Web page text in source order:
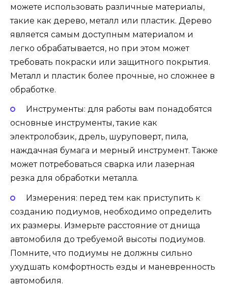
можете использовать различные материалы,
такие как дерево, металл или пластик. Дерево
является самым доступным материалом и
легко обрабатывается, но при этом может
требовать покраски или защитного покрытия.
Металл и пластик более прочные, но сложнее в
обработке.
Инструменты: для работы вам понадобятся
основные инструменты, такие как
электролобзик, дрель, шуруповерт, пила,
наждачная бумага и мерный инструмент. Также
может потребоваться сварка или лазерная
резка для обработки металла.
Измерения: перед тем как приступить к
созданию подиумов, необходимо определить
их размеры. Измерьте расстояние от днища
автомобиля до требуемой высоты подиумов.
Помните, что подиумы не должны сильно
ухудшать комфортность езды и маневренность
автомобиля.